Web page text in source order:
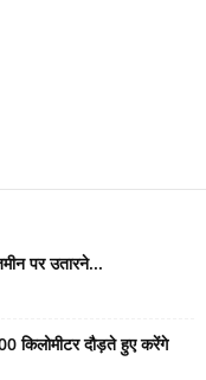
पर उतारने...
किलोमीटर दौड़ते हुए करेंगे